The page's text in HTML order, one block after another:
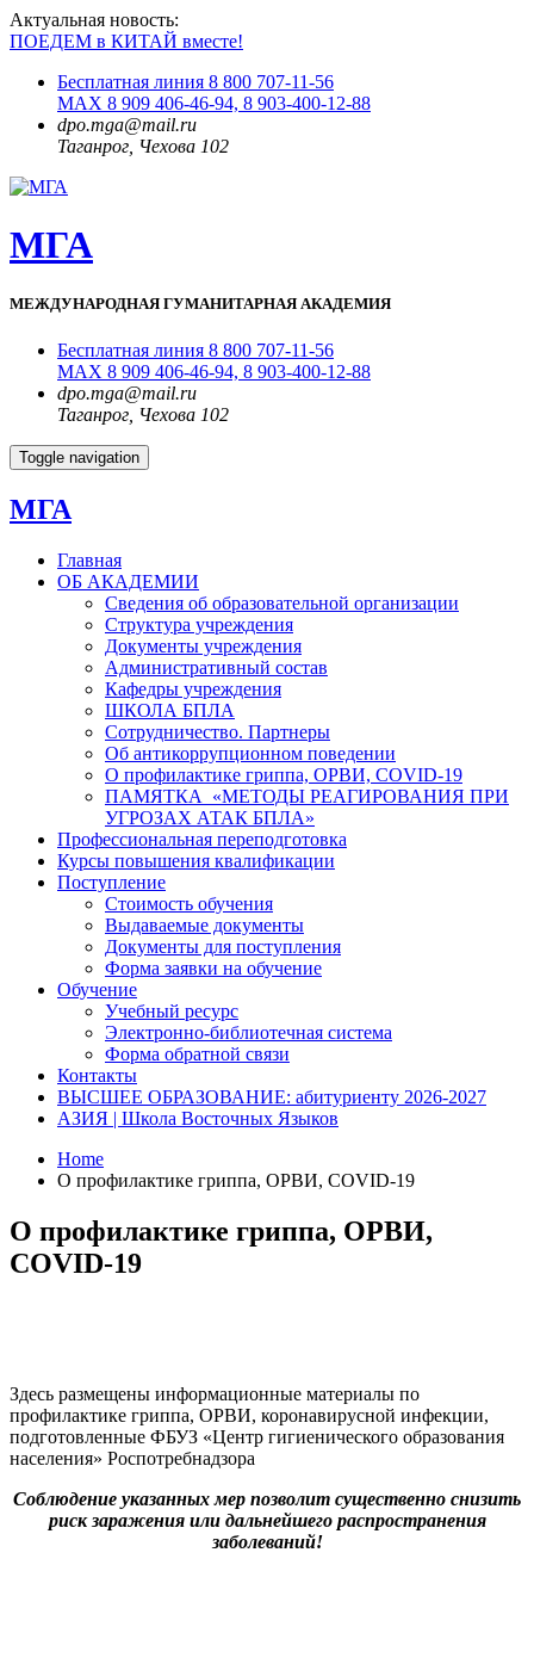
Актуальная новость:
ПОЕДЕМ в КИТАЙ вместе!
Бесплатная линия 8 800 707-11-56
MAX 8 909 406-46-94, 8 903-400-12-88
dpo.mga@mail.ru
Таганрог, Чехова 102
МГА
МЕЖДУНАРОДНАЯ ГУМАНИТАРНАЯ АКАДЕМИЯ
Бесплатная линия 8 800 707-11-56
MAX 8 909 406-46-94, 8 903-400-12-88
dpo.mga@mail.ru
Таганрог, Чехова 102
Toggle navigation
МГА
Главная
ОБ АКАДЕМИИ
Сведения об образовательной организации
Структура учреждения
Документы учреждения
Административный состав
Кафедры учреждения
ШКОЛА БПЛА
Сотрудничество. Партнеры
Об антикоррупционном поведении
О профилактике гриппа, ОРВИ, COVID-19
ПАМЯТКА «МЕТОДЫ РЕАГИРОВАНИЯ ПРИ
УГРОЗАХ АТАК БПЛА»
Профессиональная переподготовка
Курсы повышения квалификации
Поступление
Стоимость обучения
Выдаваемые документы
Документы для поступления
Форма заявки на обучение
Обучение
Учебный ресурс
Электронно-библиотечная система
Форма обратной связи
Контакты
ВЫСШЕЕ ОБРАЗОВАНИЕ: абитуриенту 2026-2027
АЗИЯ | Школа Восточных Языков
Home
О профилактике гриппа, ОРВИ, COVID-19
О профилактике гриппа, ОРВИ,
COVID-19
Здесь размещены информационные материалы по
профилактике гриппа, ОРВИ, коронавирусной инфекции,
подготовленные ФБУЗ «Центр гигиенического образования
населения» Роспотребнадзора
Соблюдение указанных мер позволит существенно снизить
риск заражения или дальнейшего распространения
заболеваний!